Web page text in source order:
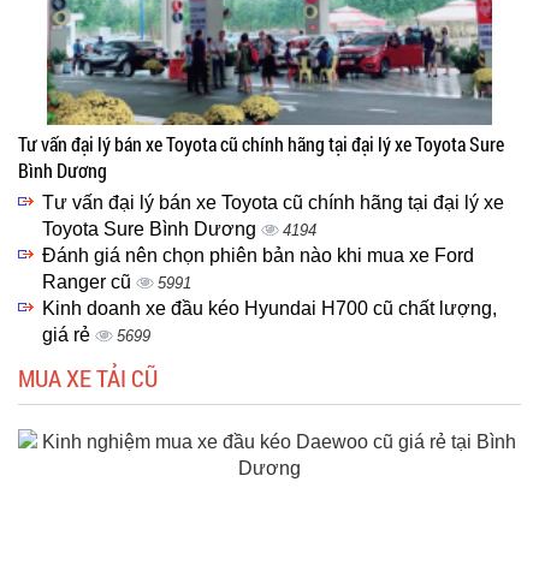
Tư vấn đại lý bán xe Toyota cũ chính hãng tại đại lý xe Toyota Sure
Bình Dương
Tư vấn đại lý bán xe Toyota cũ chính hãng tại đại lý xe
Toyota Sure Bình Dương
4194
Đánh giá nên chọn phiên bản nào khi mua xe Ford
Ranger cũ
5991
Kinh doanh xe đầu kéo Hyundai H700 cũ chất lượng,
giá rẻ
5699
MUA XE TẢI CŨ